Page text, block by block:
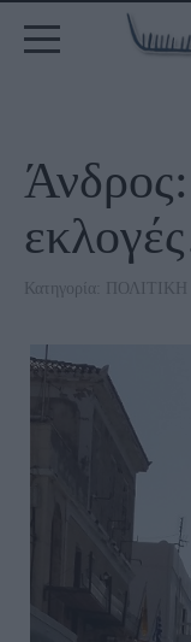
Άνδρος:
Κατηγορία: ΠΟΛΙΤΙΚΗ